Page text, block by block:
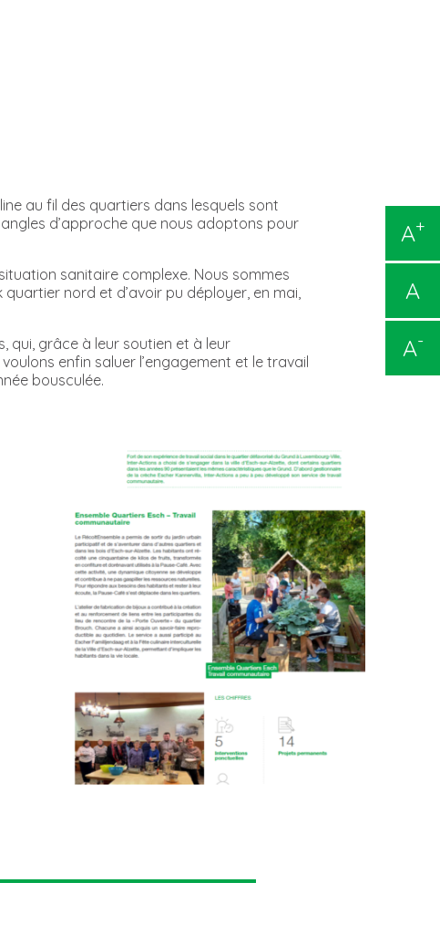
A+
A
A-
au fil des quartiers dans lesquels sont
d’approche que nous adoptons pour
sanitaire complexe. Nous sommes
nord et d’avoir pu déployer, en mai,
qui, grâce à leur soutien et à leur
enfin saluer l’engagement et le travail
bousculée.